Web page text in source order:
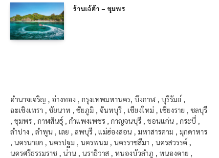
ร้านเจ้ต้า – ชุมพร
อำนาจเจริญ , อ่างทอง , กรุงเทพมหานคร, บึงกาฬ , บุรีรัมย์ ,
ฉะเชิงเทรา , ชัยนาท , ชัยภูมิ , จันทบุรี , เชียงใหม่ , เชียงราย , ชลบุรี
, ชุมพร , กาฬสินธุ์ , กำแพงเพชร , กาญจนบุรี , ขอนแก่น , กระบี่ ,
ลำปาง , ลำพูน , เลย , ลพบุรี , แม่ฮ่องสอน , มหาสารคาม , มุกดาหาร
, นครนายก , นครปฐม , นครพนม , นครราชสีมา , นครสวรรค์ ,
นครศรีธรรมราช , น่าน , นราธิวาส , หนองบัวลำภู , หนองคาย ,